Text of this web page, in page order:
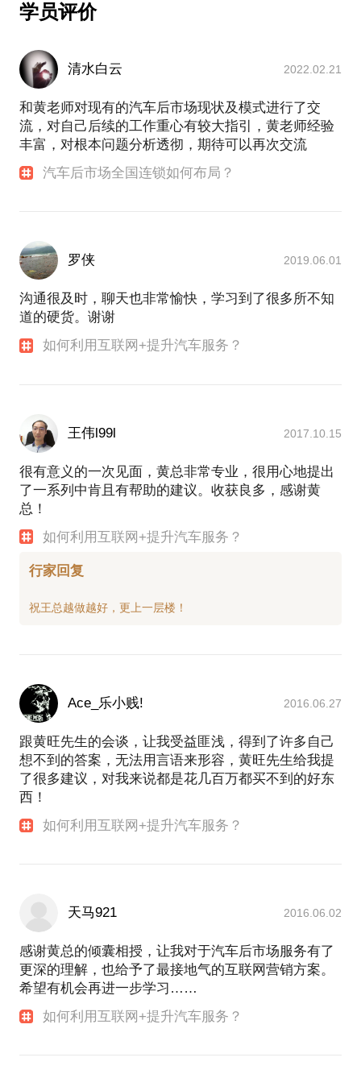
设计规划及辅导落地，为清华研究院《汽车总裁班》
主讲课题：
《产业数智化最高境界—－产业协同节点分润》
《人是企业第一生产力——创新人资及薪酬绩效管
理》
《股权融资千万的关键——顶层规划商业计划三大模
式》
制》
《股权激励要分层适度——实施过程中不得不避踩的
坑》
20多年汽车后市场的实践经验，行业老兵及汽修学院
导师，愿意跟大家分享汽车行业创业迎合时代趋势的
相关知识；
市场拥抱互联网快速爆发的创业经验；
作为连锁协会汽车总会创会会长，可以与大家共同探
讨汽车后市场及汽车后服务行业转型升级、抱团共享
共赢的成功经验。
“利他，共享，创新”是我们的核心价值观。诚信，是
https://baijiahao.baidu.com/s?
场壁垒越来越重，开心养车凭这4点改变数十年格局_
学员评价
清水白云 2022.02.21
和黄老师对现有的汽车后市场现状及模式进行了交
流，对自己后续的工作重心有较大指引，黄老师经验
丰富，对根本问题分析透彻，期待可以再次交流
汽车后市场全国连锁如何布局？
罗侠 2019.06.01
沟通很及时，聊天也非常愉快，学习到了很多所不知
道的硬货。谢谢
如何利用互联网+提升汽车服务？
王伟l99l 2017.10.15
很有意义的一次见面，黄总非常专业，很用心地提出
了一系列中肯且有帮助的建议。收获良多，感谢黄
总！
如何利用互联网+提升汽车服务？
行家回复
Ace_乐小贱! 2016.06.27
跟黄旺先生的会谈，让我受益匪浅，得到了许多自己
想不到的答案，无法用言语来形容，黄旺先生给我提
了很多建议，对我来说都是花几百万都买不到的好东
西！
如何利用互联网+提升汽车服务？
天马921 2016.06.02
感谢黄总的倾囊相授，让我对于汽车后市场服务有了
更深的理解，也给予了最接地气的互联网营销方案。
希望有机会再进一步学习……
如何利用互联网+提升汽车服务？